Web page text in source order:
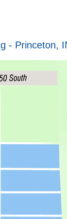
- Princeton,